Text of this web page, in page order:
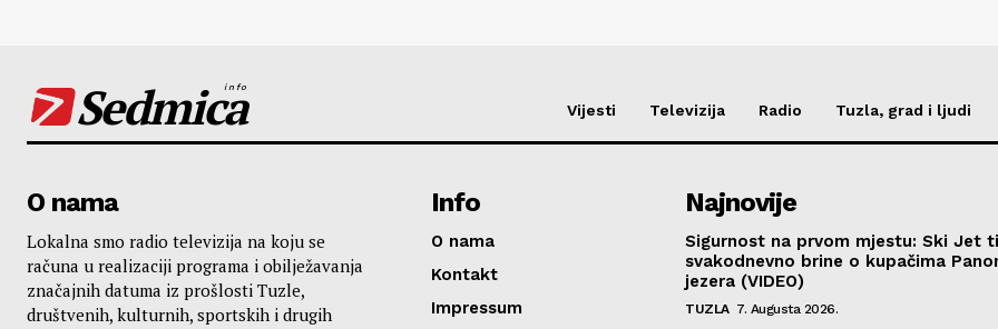
Sedmica
info
Vijesti Televizija Radio Tuzla, grad i ljudi
O nama
Lokalna smo radio televizija na koju se
računa u realizaciji programa i obilježavanja
značajnih datuma iz prošlosti Tuzle,
društvenih, kulturnih, sportskih i drugih
Info
O nama
Kontakt
Impressum
Najnovije
Sigurnost na prvom mjestu: Ski Jet
svakodnevno brine o kupačima
jezera (VIDEO)
TUZLA 7. Augusta 2026.